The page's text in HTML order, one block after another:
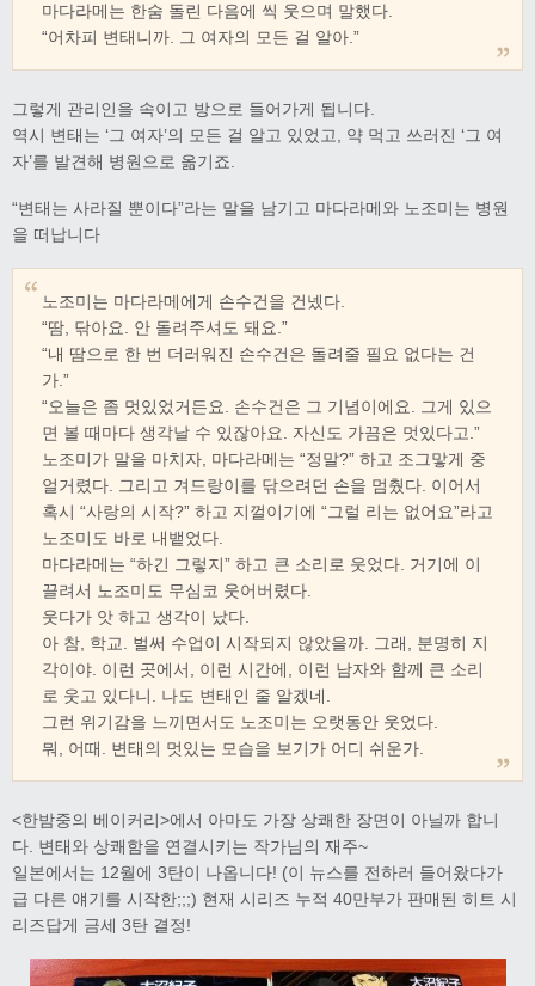
마다라메는 한숨 돌린 다음에 씩 웃으며 말했다.
“어차피 변태니까. 그 여자의 모든 걸 알아.”
그렇게 관리인을 속이고 방으로 들어가게 됩니다.
역시 변태는 ‘그 여자’의 모든 걸 알고 있었고, 약 먹고 쓰러진 ‘그 여
자’를 발견해 병원으로 옮기죠.
“변태는 사라질 뿐이다”라는 말을 남기고 마다라메와 노조미는 병원
을 떠납니다
노조미는 마다라메에게 손수건을 건넸다.
“땀, 닦아요. 안 돌려주셔도 돼요.”
“내 땀으로 한 번 더러워진 손수건은 돌려줄 필요 없다는 건
가.”
“오늘은 좀 멋있었거든요. 손수건은 그 기념이에요. 그게 있으
면 볼 때마다 생각날 수 있잖아요. 자신도 가끔은 멋있다고.”
노조미가 말을 마치자, 마다라메는 “정말?” 하고 조그맣게 중
얼거렸다. 그리고 겨드랑이를 닦으려던 손을 멈췄다. 이어서
혹시 “사랑의 시작?” 하고 지껄이기에 “그럴 리는 없어요”라고
노조미도 바로 내뱉었다.
마다라메는 “하긴 그렇지” 하고 큰 소리로 웃었다. 거기에 이
끌려서 노조미도 무심코 웃어버렸다.
웃다가 앗 하고 생각이 났다.
아 참, 학교. 벌써 수업이 시작되지 않았을까. 그래, 분명히 지
각이야. 이런 곳에서, 이런 시간에, 이런 남자와 함께 큰 소리
로 웃고 있다니. 나도 변태인 줄 알겠네.
그런 위기감을 느끼면서도 노조미는 오랫동안 웃었다.
뭐, 어때. 변태의 멋있는 모습을 보기가 어디 쉬운가.
<한밤중의 베이커리>에서 아마도 가장 상쾌한 장면이 아닐까 합니
다. 변태와 상쾌함을 연결시키는 작가님의 재주~
일본에서는 12월에 3탄이 나옵니다! (이 뉴스를 전하러 들어왔다가
급 다른 얘기를 시작한;;;) 현재 시리즈 누적 40만부가 판매된 히트 시
리즈답게 금세 3탄 결정!